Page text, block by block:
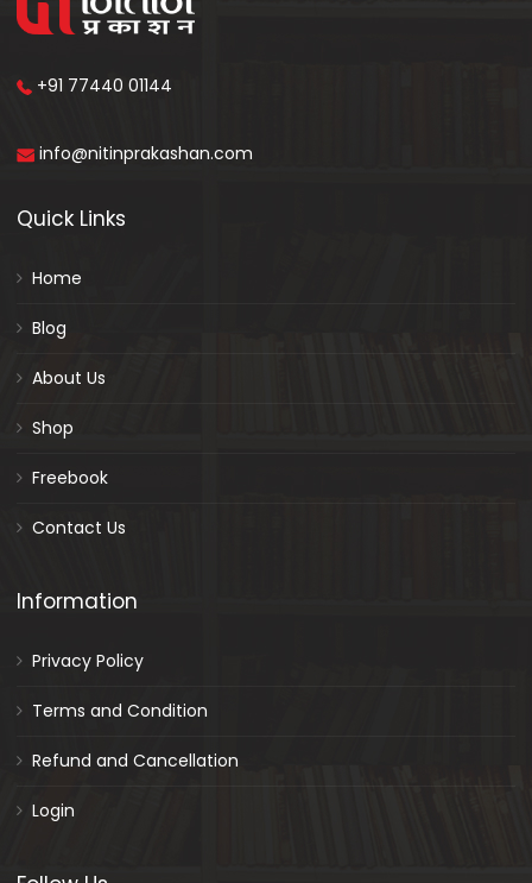
+91 77440 01144
info@nitinprakashan.com
Quick Links
Home
Blog
About Us
Shop
Freebook
Contact Us
Information
Privacy Policy
Terms and Condition
Refund and Cancellation
Login